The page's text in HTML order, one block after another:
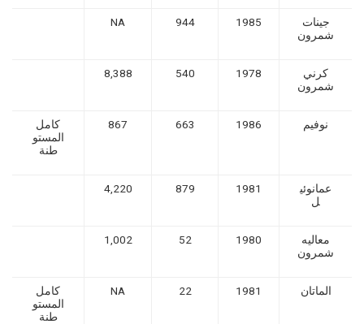
جينات
شمرون
1985
944
NA
كرني
شمرون
1978
540
8,388
نوفيم 1986
663
867
كامل
المستو
طنة
عمانوئي
ل
1981
879
4,220
معاليه
شمرون
1980
52
1,002
الماتان 1981
22
NA
كامل
المستو
طنة